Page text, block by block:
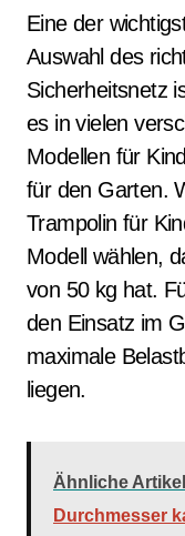
Eine der
Auswahl des
Sicherheitsnetz
es in vielen
Modellen für
für den Garten.
Trampolin für
Modell wählen,
von 50 kg hat.
den Einsatz im
maximale
liegen.
Ähnliche Artikel
Durchmesser